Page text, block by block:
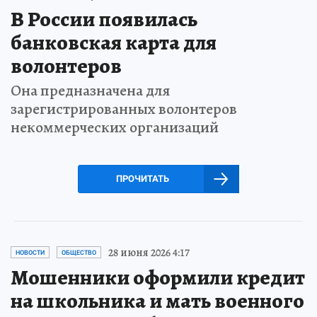
В России появилась
банковская карта для
волонтеров
Она предназначена для
зарегистрированных волонтеров
некоммерческих организаций
ПРОЧИТАТЬ
НОВОСТИ ОБЩЕСТВО 28 июня 2026 4:17
Мошенники оформили кредит
на школьника и мать военного